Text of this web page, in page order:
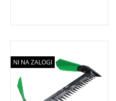
NI NA ZALOGI